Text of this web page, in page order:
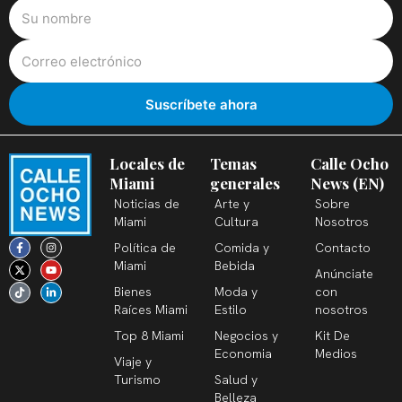
F
a
c
e
b
o
o
I
n
s
t
a
g
r
X
-
t
w
i
t
t
Y
o
u
t
u
b
e
T
i
k
t
o
k
L
i
n
k
e
d
i
Locales de
Miami
Noticias de
Miami
Política de
Miami
Bienes
Raíces Miami
Top 8 Miami
Viaje y
Turismo
Temas
generales
Arte y
Cultura
Comida y
Bebida
Moda y
Estilo
Negocios y
Economia
Salud y
Belleza
Calle Ocho
News (EN)
Sobre
Nosotros
Contacto
Anúnciate
con
nosotros
Kit De
Medios